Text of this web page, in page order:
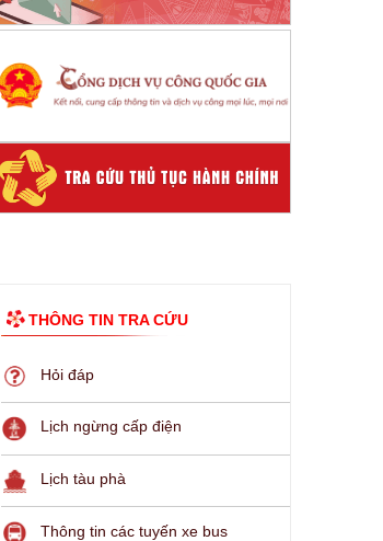
THÔNG TIN TRA CỨU
Hỏi đáp
Lịch ngừng cấp điện
Lịch tàu phà
Thông tin các tuyến xe bus